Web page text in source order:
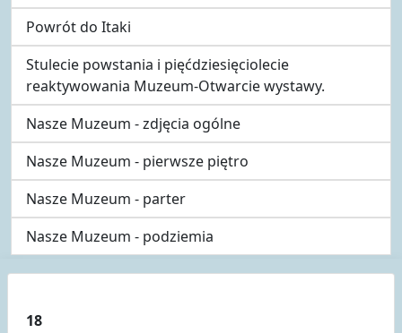
Powrót do Itaki
Stulecie powstania i pięćdziesięciolecie
reaktywowania Muzeum-Otwarcie wystawy.
Nasze Muzeum - zdjęcia ogólne
Nasze Muzeum - pierwsze piętro
Nasze Muzeum - parter
Nasze Muzeum - podziemia
18